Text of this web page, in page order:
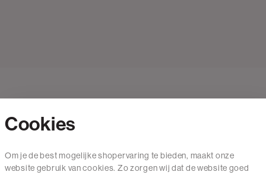
Mail ons
Cookies
Om je de best mogelijke shopervaring te bieden, maakt onze
website gebruik van cookies. Zo zorgen wij dat de website goed